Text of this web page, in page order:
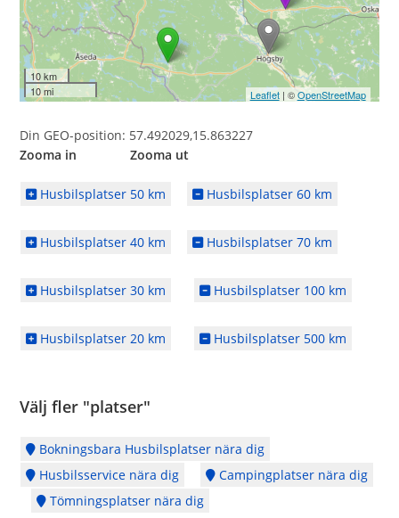
10 km
10 mi
Leaflet| ©OpenStreetMap
Din GEO-position: 57.492029,15.863227
Zooma in Zooma ut
Husbilsplatser 50 km Husbilsplatser 60 km
Husbilsplatser 40 km Husbilsplatser 70 km
Husbilsplatser 30 km Husbilsplatser 100 km
Husbilsplatser 20 km Husbilsplatser 500 km
Välj fler "platser"
Bokningsbara Husbilsplatser nära dig
Husbilsservice nära dig
Campingplatser nära dig
Tömningsplatser nära dig